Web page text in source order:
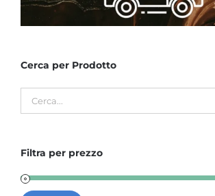
Cerca per Prodotto
Filtra per prezzo